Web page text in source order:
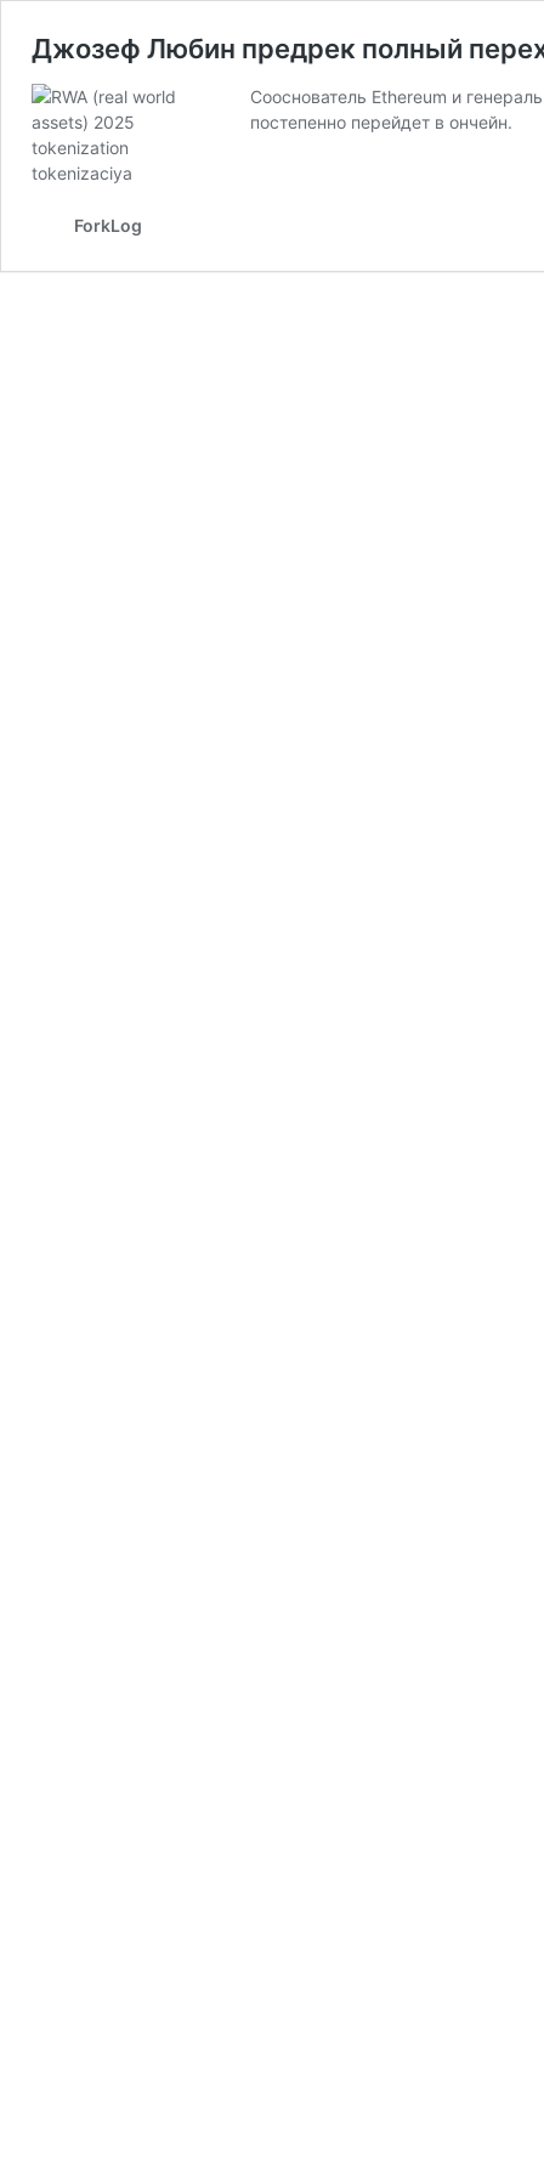
Джозеф Любин предрек полный
Сооснователь Ethereum и
постепенно перейдет в ончейн.
ForkLog